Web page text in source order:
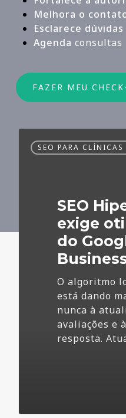
Melhora o
Esclarece dúvidas
Agenda consultas
FAZER MEU
Hiperlocal
Business
SEO PARA CLÍNICAS
SEO
exige
do
O algoritmo
está dando
nunca à
avaliações e
resposta.